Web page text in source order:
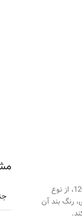
ساعت مارولا زنانه کد MR12004L-0302، ساعتی بسیار زیبا با رفرانس 12004، از نوع
رنگ بند آن